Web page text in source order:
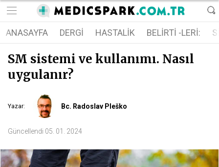
ANASAYFA DERGI HASTALIK BELIRTI -LERI:
SM sistemi ve kullanımı. Nasıl
uygulanır?
Yazar: Bc. Radoslav Pleško
Güncellendi 05. 01. 2024